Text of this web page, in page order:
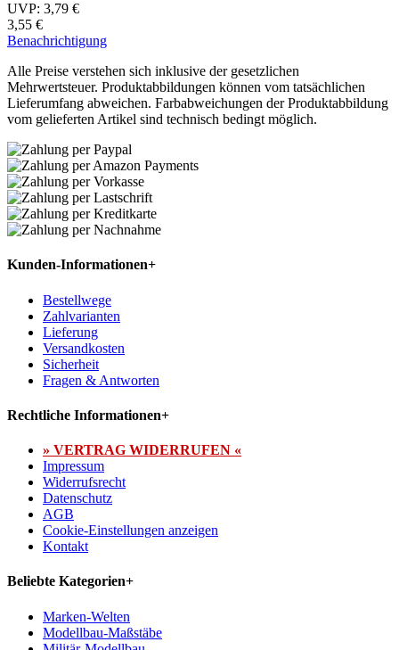
UVP: 3,79 €
3,55 €
Benachrichtigung
Alle Preise verstehen sich inklusive der gesetzlichen
Mehrwertsteuer. Produktabbildungen können vom tatsächlichen
Lieferumfang abweichen. Farbabweichungen der Produktabbildung
vom gelieferten Artikel sind technisch bedingt möglich.
Kunden-Informationen+
Bestellwege
Zahlvarianten
Lieferung
Versandkosten
Sicherheit
Fragen & Antworten
Rechtliche Informationen+
» VERTRAG WIDERRUFEN «
Impressum
Widerrufsrecht
Datenschutz
AGB
Cookie-Einstellungen anzeigen
Kontakt
Beliebte Kategorien+
Marken-Welten
Modellbau-Maßstäbe